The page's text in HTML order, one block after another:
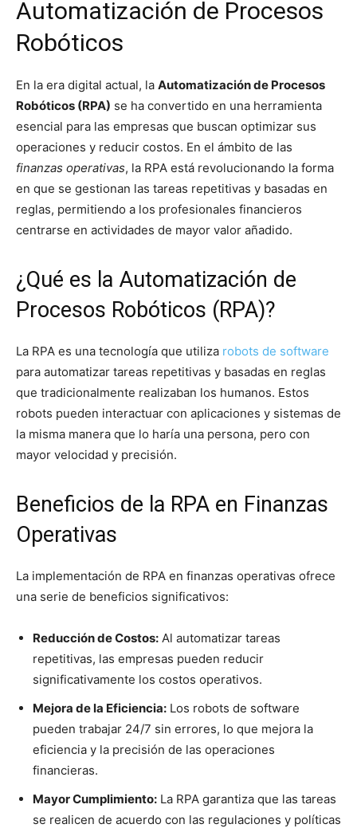
Automatización de Procesos
Robóticos
En la era digital actual, la Automatización de Procesos
Robóticos (RPA) se ha convertido en una herramienta
esencial para las empresas que buscan optimizar sus
operaciones y reducir costos. En el ámbito de las
finanzas operativas, la RPA está revolucionando la forma
en que se gestionan las tareas repetitivas y basadas en
reglas, permitiendo a los profesionales financieros
centrarse en actividades de mayor valor añadido.
¿Qué es la Automatización de
Procesos Robóticos (RPA)?
La RPA es una tecnología que utiliza robots de software
para automatizar tareas repetitivas y basadas en reglas
que tradicionalmente realizaban los humanos. Estos
robots pueden interactuar con aplicaciones y sistemas de
la misma manera que lo haría una persona, pero con
mayor velocidad y precisión.
Beneficios de la RPA en Finanzas
Operativas
La implementación de RPA en finanzas operativas ofrece
una serie de beneficios significativos:
Reducción de Costos: Al automatizar tareas
repetitivas, las empresas pueden reducir
significativamente los costos operativos.
Mejora de la Eficiencia: Los robots de software
pueden trabajar 24/7 sin errores, lo que mejora la
eficiencia y la precisión de las operaciones
financieras.
Mayor Cumplimiento: La RPA garantiza que las tareas
se realicen de acuerdo con las regulaciones y políticas